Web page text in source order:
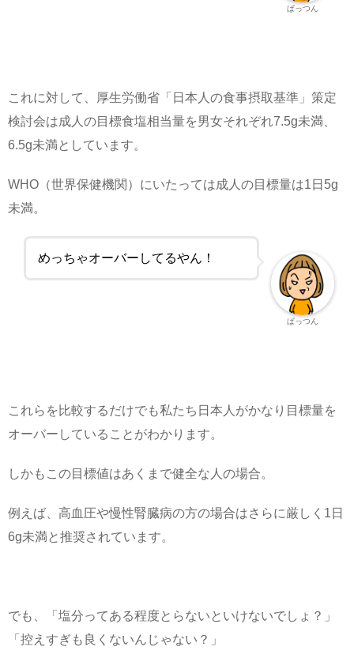
ぱっつん
これに対して、厚生労働省「日本人の食事摂取基準」策定
検討会は成人の目標食塩相当量を男女それぞれ7.5g未満、
6.5g未満としています。
WHO（世界保健機関）にいたっては成人の目標量は1日5g
未満。
めっちゃオーバーしてるやん！
ぱっつん
これらを比較するだけでも私たち日本人がかなり目標量を
オーバーしていることがわかります。
しかもこの目標値はあくまで健全な人の場合。
例えば、高血圧や慢性腎臓病の方の場合はさらに厳しく1日
6g未満と推奨されています。
でも、「塩分ってある程度とらないといけないでしょ？」
「控えすぎも良くないんじゃない？」